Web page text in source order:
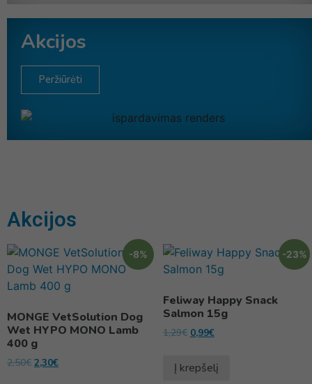
Akcijos
Peržiūrėti
Akcijos
-8%
MONGE VetSolution Dog
Wet HYPO MONO Lamb
400 g
2,50€ 2,30€
-23%
Feliway Happy Snack
Salmon 15g
1,29€ 0,99€
Į krepšelį